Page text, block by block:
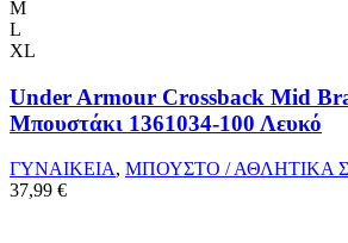
παραλλαγές.
Οι
επιλογές
να
M
L
XL
Under Armour Crossback Mid Bra
Μπουστάκι 1361034-100 Λευκό
ΓΥΝΑΙΚΕΙΑ, ΜΠΟΥΣΤΟ / ΑΘΛΗΤΙΚΑ
37,99 €